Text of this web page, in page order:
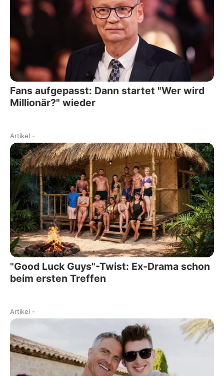
Fans aufgepasst: Dann startet "Wer wird
Millionär?" wieder
Artikel -
"Good Luck Guys"-Twist: Ex-Drama schon
beim ersten Treffen
Artikel -